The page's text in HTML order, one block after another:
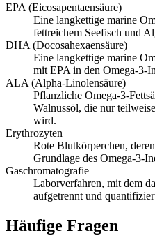
EPA (Eicosapentaensäure)
Eine langkettige marine
fettreichem Seefisch und
DHA (Docosahexaensäure)
Eine langkettige marine
mit EPA in den Omega-3-
ALA (Alpha-Linolensäure)
Pflanzliche Omega-3-
Walnussöl, die nur
wird.
Erythrozyten
Rote Blutkörperchen,
Grundlage des Omega-3-
Gaschromatografie
Laborverfahren, mit dem
aufgetrennt und
Häufige Fragen